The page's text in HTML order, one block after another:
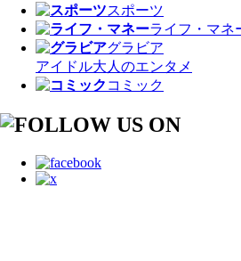
スポーツ
ライフ・マネ
グラビア
アイドル大人のエンタメ
コミック